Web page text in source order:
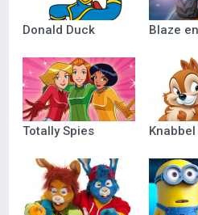
Donald Duck
Totally Spies